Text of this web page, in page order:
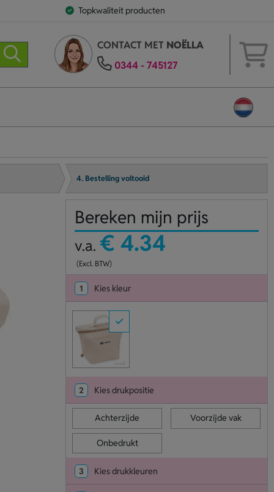
Topkwaliteit producten
CONTACT MET NOËLLA
0344 - 745127
4. Bestelling voltooid
Bereken mijn prijs
v.a. € 4.34
(Excl. BTW)
1 Kies kleur
2 Kies drukpositie
Achterzijde Voorzijde vak
Onbedrukt
3 Kies drukkleuren